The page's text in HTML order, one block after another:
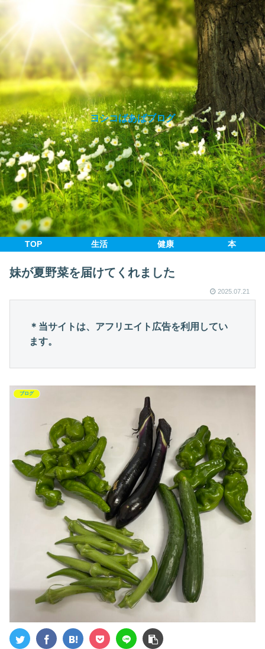
ヨシコばあばブログ
TOP 生活 健康 本
妹が夏野菜を届けてくれました
2025.07.21
＊当サイトは、アフリエイト広告を利用してい
ます。
ブログ